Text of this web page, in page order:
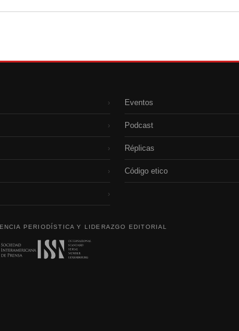
›
›
›
›
›
Eventos
Podcast
Réplicas
Código etico
PERIODÍSTICA Y LIDERAZGO EDITORIAL